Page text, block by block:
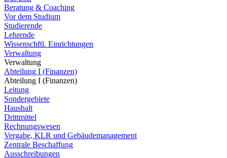
Beratung & Coaching
Vor dem Studium
Studierende
Lehrende
Wissenschftl. Einrichtungen
Verwaltung
Verwaltung
Abteilung I (Finanzen)
Abteilung I (Finanzen)
Leitung
Sondergebiete
Haushalt
Drittmittel
Rechnungswesen
Vergabe, KLR und Gebäudemanagement
Zentrale Beschaffung
Ausschreibungen